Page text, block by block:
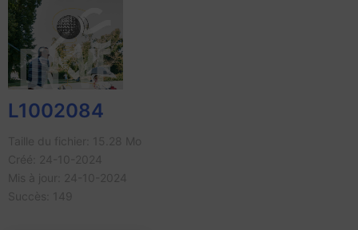
L1002084